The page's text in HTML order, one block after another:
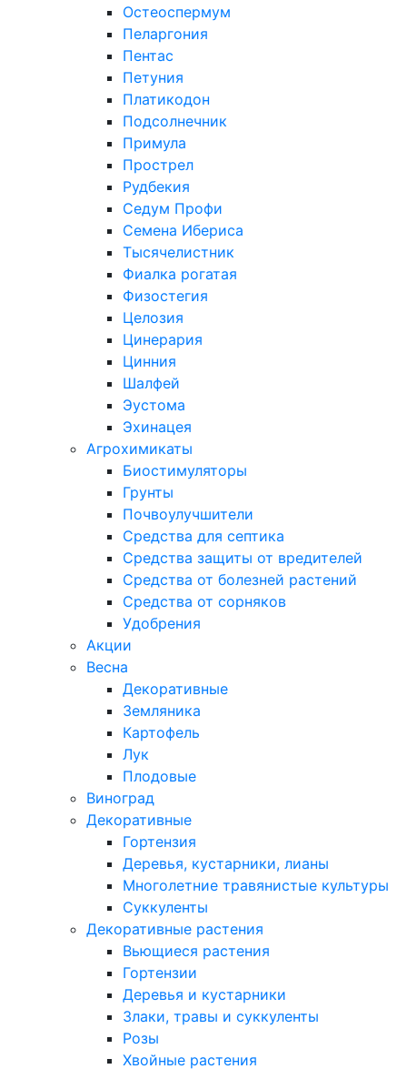
Остеоспермум
Пеларгония
Пентас
Петуния
Платикодон
Подсолнечник
Примула
Прострел
Рудбекия
Седум Профи
Семена Ибериса
Тысячелистник
Фиалка рогатая
Физостегия
Целозия
Цинерария
Цинния
Шалфей
Эустома
Эхинацея
Агрохимикаты
Биостимуляторы
Грунты
Почвоулучшители
Средства для септика
Средства защиты от вредителей
Средства от болезней растений
Средства от сорняков
Удобрения
Акции
Весна
Декоративные
Земляника
Картофель
Лук
Плодовые
Виноград
Декоративные
Гортензия
Деревья, кустарники, лианы
Многолетние травянистые культуры
Суккуленты
Декоративные растения
Вьющиеся растения
Гортензии
Деревья и кустарники
Злаки, травы и суккуленты
Розы
Хвойные растения